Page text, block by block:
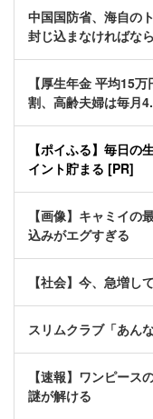
中国国防省、海自の
封じ込まなければな
【厚生年金 平均15
割、高齢夫婦は毎月
【ポイふる】毎日の
イント貯まる [PR]
【画像】キャミイの
込みがエグすぎる
【社会】今、急増し
スリムクラブ「あん
【速報】ワンピース
謎が解ける